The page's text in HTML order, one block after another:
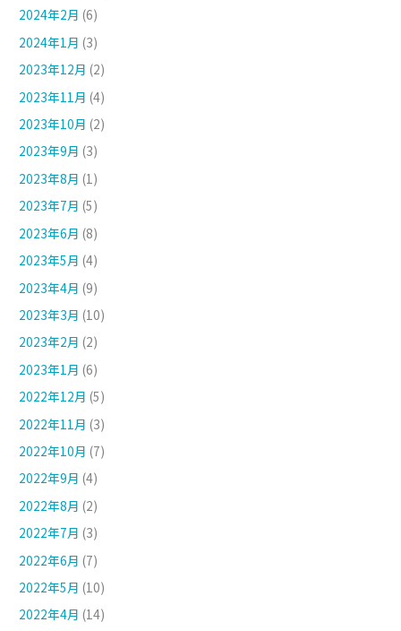
2024年2月 (6)
2024年1月 (3)
2023年12月 (2)
2023年11月 (4)
2023年10月 (2)
2023年9月 (3)
2023年8月 (1)
2023年7月 (5)
2023年6月 (8)
2023年5月 (4)
2023年4月 (9)
2023年3月 (10)
2023年2月 (2)
2023年1月 (6)
2022年12月 (5)
2022年11月 (3)
2022年10月 (7)
2022年9月 (4)
2022年8月 (2)
2022年7月 (3)
2022年6月 (7)
2022年5月 (10)
2022年4月 (14)